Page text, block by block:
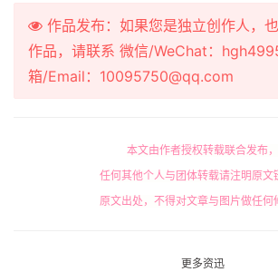
作品发布：如果您是独立创作人，
作品，请联系 微信/WeChat：
箱/Email：10095750@qq.com
本文由作者授权转载联合发布，
任何其他个人与团体转载请注明原文
原文出处，不得对文章与图片做任何
更多资迅